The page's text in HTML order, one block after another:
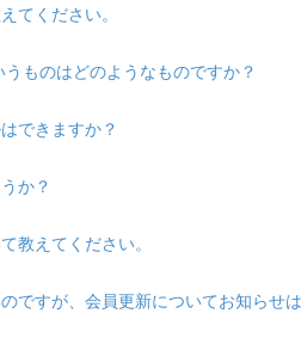
てください。
ものはどのようなものですか？
できますか？
か？
教えてください。
ですが、会員更新についてお知らせ